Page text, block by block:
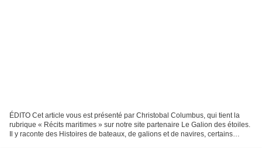
ÉDITO Cet article vous est présenté par Christobal Columbus, qui tient la
rubrique « Récits maritimes » sur notre site partenaire Le Galion des étoiles.
Il y raconte des Histoires de bateaux, de galions et de navires, certains